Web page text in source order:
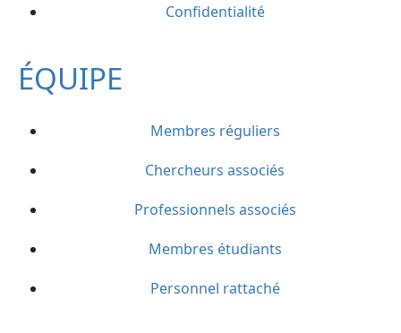
Confidentialité
ÉQUIPE
Membres réguliers
Chercheurs associés
Professionnels associés
Membres étudiants
Personnel rattaché